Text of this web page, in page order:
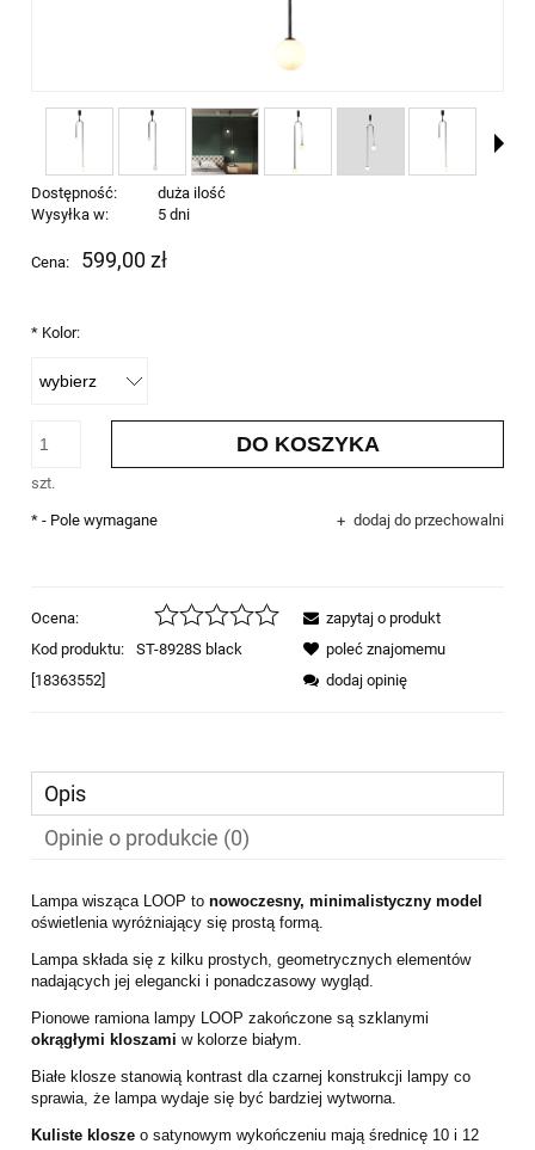
Dostępność:
duża ilość
Wysyłka w:
5 dni
Cena: 599,00 zł
* Kolor:
szt.
DO KOSZYKA
dodaj do przechowalni
* - Pole wymagane
Ocena:
Kod produktu:
ST-8928S black
[18363552]
zapytaj o produkt
poleć znajomemu
dodaj opinię
Opis
Opinie o produkcie (0)
Lampa wisząca LOOP to nowoczesny, minimalistyczny model
oświetlenia wyróżniający się prostą formą.
Lampa składa się z kilku prostych, geometrycznych elementów
nadających jej elegancki i ponadczasowy wygląd.
Pionowe ramiona lampy LOOP zakończone są szklanymi
okrągłymi kloszami w kolorze białym.
Białe klosze stanowią kontrast dla czarnej konstrukcji lampy co
sprawia, że lampa wydaje się być bardziej wytworna.
Kuliste klosze o satynowym wykończeniu mają średnicę 10 i 12